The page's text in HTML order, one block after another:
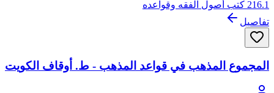
216.1 كتب أصول الفقه وقواعده
تفاصيل
المجموع المذهب في قواعد المذهب - ط. أوقاف الكويت